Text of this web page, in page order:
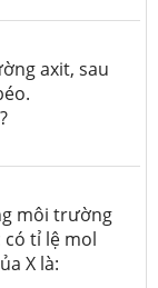
axit, sau
môi trường
tỉ lệ mol
X là: